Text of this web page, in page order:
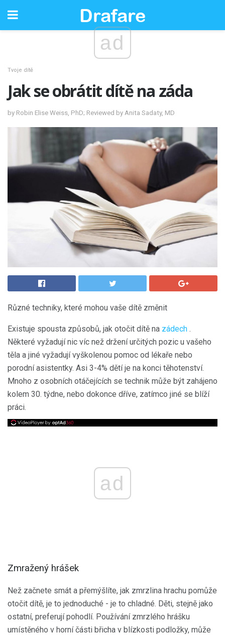
ad
Tvoje dítě
Jak se obrátit dítě na záda
by Robin Elise Weiss, PhD; Reviewed by Anita Sadaty, MD
Různé techniky, které mohou vaše dítě změnit
Existuje spousta způsobů, jak otočit dítě na zádech .
Některé vyžadují nic víc než držení určitých pozic u vašeho
těla a jiné vyžadují vyškolenou pomoc od lékaře nebo
porodní asistentky. Asi 3-4% dětí je na konci těhotenství.
Mnoho z osobních otáčejících se technik může být zahájeno
kolem 30. týdne, nebo dokonce dříve, zatímco jiné se blíží
práci.
ad
Zmražený hrášek
Než začnete smát a přemýšlíte, jak zmrzlina hrachu pomůže
otočit dítě, je to jednoduché - je to chladné. Děti, stejně jako
ostatní, preferují pohodlí. Používání zmrzlého hrášku
umístěného v horní části břicha v blízkosti podložky, může